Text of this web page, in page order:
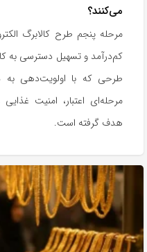
می‌کنند؟
مرحله پنجم طرح کالابرگ
کم‌درآمد و تسهیل دسترسی به
طرحی که با اولویت‌دهی
مرحله‌ای اعتبار، امنیت
هدف گرفته است.